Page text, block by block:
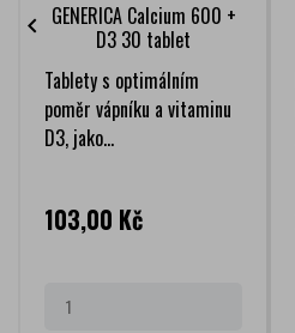
GENERICA Calcium 600 +
D3 30 tablet
Tablety s optimálním
poměr vápníku a vitaminu
D3, jako...
Cena
103,00 Kč
